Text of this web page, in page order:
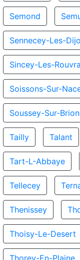
Semond
Sennecey-Les-
Sincey-Les-
Soissons-Sur-
Soussey-Sur-
Tailly Talant
Tart-L-Abbaye
Tellecey
Thenissey
Thoisy-Le-Desert
Thorey-En-Plaine